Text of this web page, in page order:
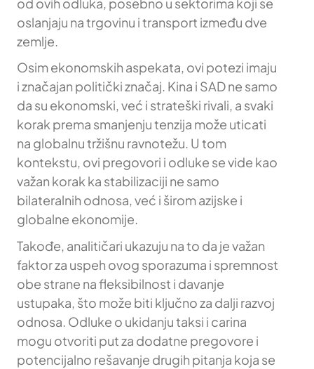
oslanjaju na trgovinu i transport između dve
zemlje.
Osim ekonomskih aspekata, ovi potezi imaju
i značajan politički značaj. Kina i SAD ne samo
da su ekonomski, već i strateški rivali, a svaki
korak prema smanjenju tenzija može uticati
na globalnu tržišnu ravnotežu. U tom
kontekstu, ovi pregovori i odluke se vide kao
važan korak ka stabilizaciji ne samo
bilateralnih odnosa, već i širom azijske i
globalne ekonomije.
Takođe, analitičari ukazuju na to da je važan
faktor za uspeh ovog sporazuma i spremnost
obe strane na fleksibilnost i davanje
ustupaka, što može biti ključno za dalji razvoj
odnosa. Odluke o ukidanju taksi i carina
mogu otvoriti put za dodatne pregovore i
potencijalno rešavanje drugih pitanja koja se